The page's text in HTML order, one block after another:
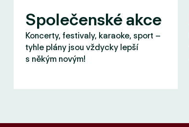
Společenské akce
Koncerty, festivaly, karaoke, sport –
tyhle plány jsou vždycky lepší
s někým novým!